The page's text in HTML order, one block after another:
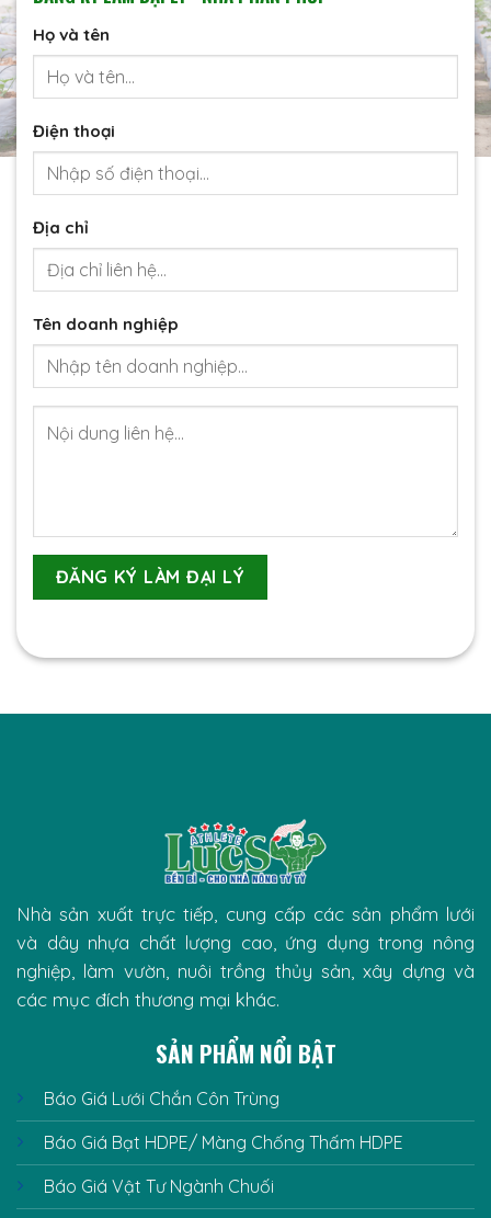
Họ và tên
Điện thoại
Địa chỉ
Tên doanh nghiệp
Nhà sản xuất trực tiếp, cung cấp các sản phẩm lưới
và dây nhựa chất lượng cao, ứng dụng trong nông
nghiệp, làm vườn, nuôi trồng thủy sản, xây dựng và
các mục đích thương mại khác.
SẢN PHẨM NỔI BẬT
Báo Giá Lưới Chắn Côn Trùng
Báo Giá Bạt HDPE/ Màng Chống Thấm HDPE
Báo Giá Vật Tư Ngành Chuối